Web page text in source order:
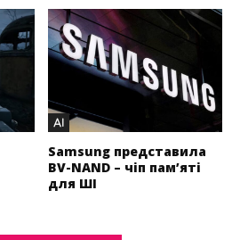
AI
Samsung представила
BV-NAND – чіп пам’яті
для ШІ